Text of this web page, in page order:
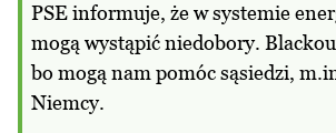
PSE informuje, że w systemie
mogą wystąpić niedobory.
bo mogą nam pomóc sąsiedzi,
Niemcy.